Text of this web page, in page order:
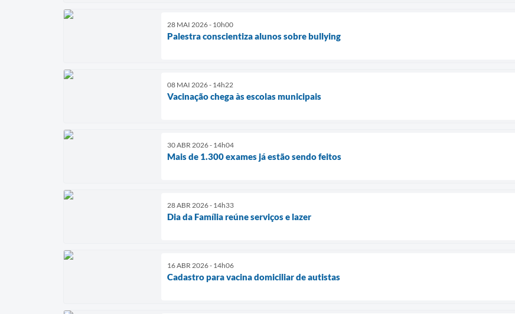
28 MAI 2026 - 10h00
Palestra conscientiza alunos sobre bullying
08 MAI 2026 - 14h22
Vacinação chega às escolas municipais
30 ABR 2026 - 14h04
Mais de 1.300 exames já estão sendo feitos
28 ABR 2026 - 14h33
Dia da Família reúne serviços e lazer
16 ABR 2026 - 14h06
Cadastro para vacina domiciliar de autistas